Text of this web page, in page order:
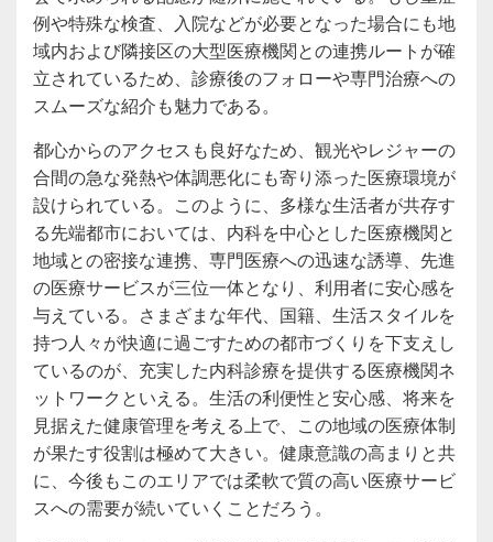
例や特殊な検査、入院などが必要となった場合にも地
域内および隣接区の大型医療機関との連携ルートが確
立されているため、診療後のフォローや専門治療への
スムーズな紹介も魅力である。
都心からのアクセスも良好なため、観光やレジャーの
合間の急な発熱や体調悪化にも寄り添った医療環境が
設けられている。このように、多様な生活者が共存す
る先端都市においては、内科を中心とした医療機関と
地域との密接な連携、専門医療への迅速な誘導、先進
の医療サービスが三位一体となり、利用者に安心感を
与えている。さまざまな年代、国籍、生活スタイルを
持つ人々が快適に過ごすための都市づくりを下支えし
ているのが、充実した内科診療を提供する医療機関ネ
ットワークといえる。生活の利便性と安心感、将来を
見据えた健康管理を考える上で、この地域の医療体制
が果たす役割は極めて大きい。健康意識の高まりと共
に、今後もこのエリアでは柔軟で質の高い医療サービ
スへの需要が続いていくことだろう。